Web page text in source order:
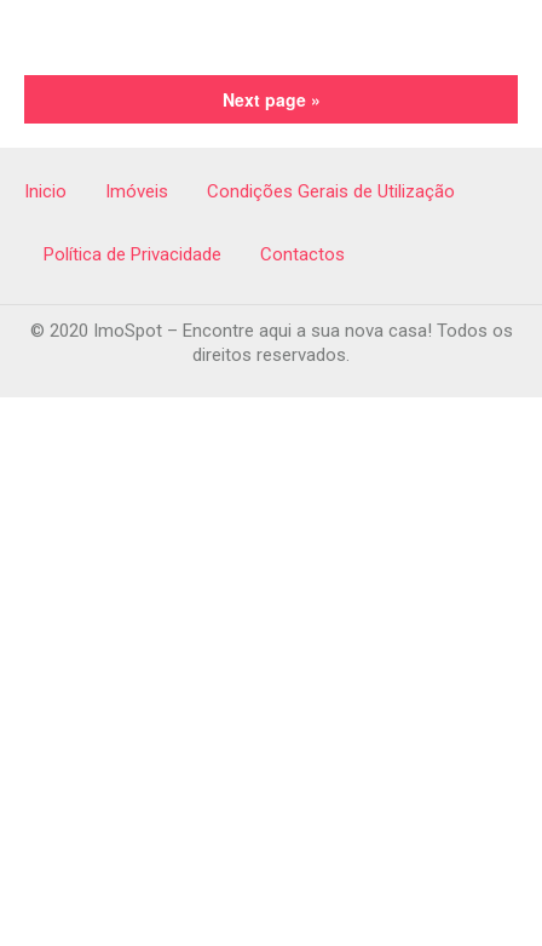
Next page »
Inicio Imóveis Condições Gerais de Utilização
Política de Privacidade Contactos
© 2020 ImoSpot – Encontre aqui a sua nova casa! Todos os
direitos reservados.